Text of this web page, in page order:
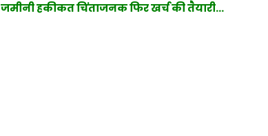
हकीकत चिंताजनक फिर खर्च की तैयारी…